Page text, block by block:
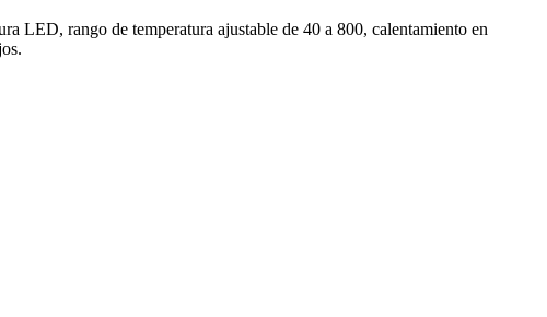
LED, rango de temperatura ajustable de 40 a 800, calentamiento en